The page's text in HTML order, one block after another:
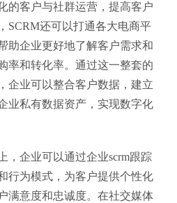
的客户与社群运营，提高客户
SCRM还可以打通各大电商平
助企业更好地了解客户需求和
率和转化率。通过这一整套的
企业可以整合客户数据，建立
业私有数据资产，实现数字化
，企业可以通过企业scrm跟踪
行为模式，为客户提供个性化
满意度和忠诚度。在社交媒体